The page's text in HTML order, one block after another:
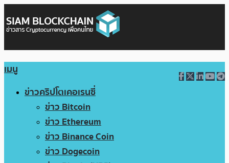
เมนู
ข่าวคริปโตเคอเรนซี่
ข่าว Bitcoin
ข่าว Ethereum
ข่าว Binance Coin
ข่าว Dogecoin